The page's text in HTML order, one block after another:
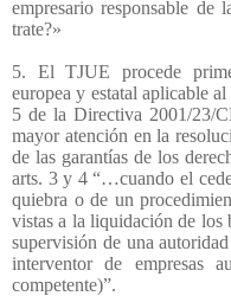
empresario responsable de
trate?»
5. El TJUE procede
europea y estatal aplicable
5 de la Directiva 2001/23/
mayor atención en la
de las garantías de los
arts. 3 y 4 “…cuando el
quiebra o de un
vistas a la liquidación de los
supervisión de una
interventor de empresas
competente)”.